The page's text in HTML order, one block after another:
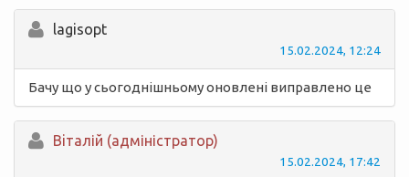
lagisopt
15.02.2024, 12:24
Бачу що у сьогоднішньому оновлені виправлено це
Вiталій (адміністратор)
15.02.2024, 17:42